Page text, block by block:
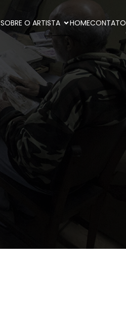
SOBRE O ARTISTA HOMECONTATO